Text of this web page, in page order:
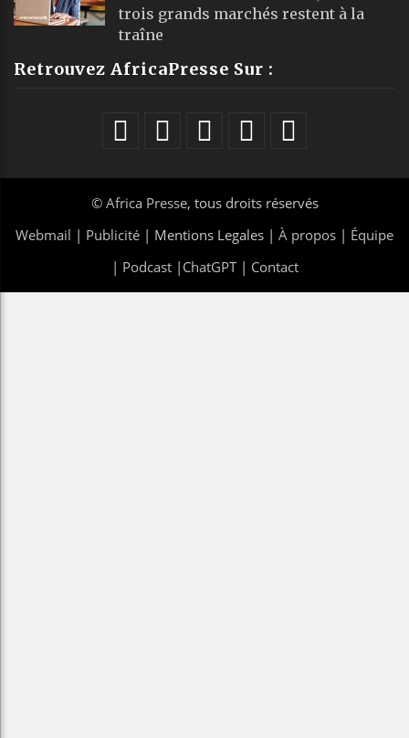
trois grands marchés restent à la
traîne
Retrouvez AfricaPresse Sur :
© Africa Presse, tous droits réservés
Webmail | Publicité | Mentions Legales | À propos | Équipe
| Podcast| ChatGPT| Contact